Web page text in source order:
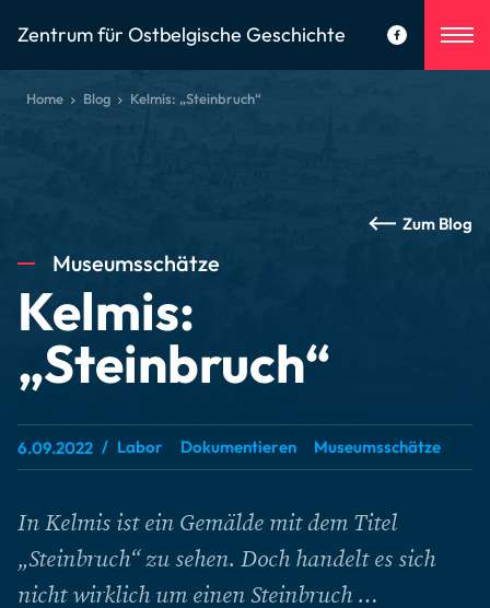
Zentrum für Ostbelgische Geschichte
Home Blog Kelmis: „Steinbruch“
Zum Blog
Museumsschätze
Kelmis:
„Steinbruch“
6.09.2022 Labor Dokumentieren Museumsschätze
In Kelmis ist ein Gemälde mit dem Titel
„Steinbruch“ zu sehen. Doch handelt es sich
nicht wirklich um einen Steinbruch …